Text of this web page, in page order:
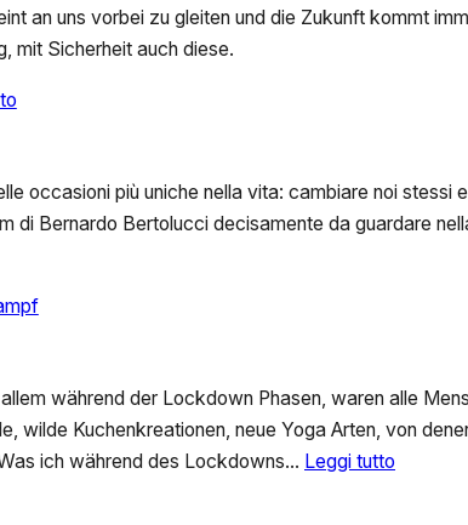
an uns vorbei zu gleiten und die Zukunft kommt
mit Sicherheit auch diese.
occasioni più uniche nella vita: cambiare noi
di Bernardo Bertolucci decisamente da guardare
während der Lockdown Phasen, waren alle
wilde Kuchenkreationen, neue Yoga Arten, von
ich während des Lockdowns… Leggi tutto